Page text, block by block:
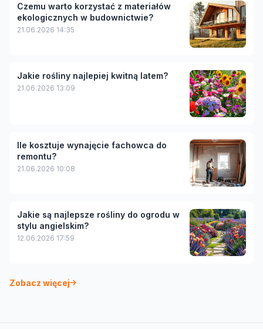
Czemu warto korzystać z materiałów
ekologicznych w budownictwie?
21.06.2026 14:35
Jakie rośliny najlepiej kwitną latem?
21.06.2026 13:09
Ile kosztuje wynajęcie fachowca do
remontu?
21.06.2026 10:08
Jakie są najlepsze rośliny do ogrodu w
stylu angielskim?
12.06.2026 17:59
Zobacz więcej